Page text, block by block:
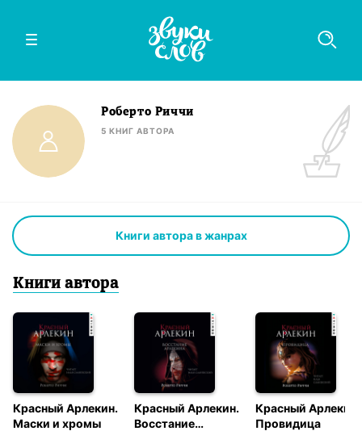
Роберто Риччи
5 КНИГ АВТОРА
Книги автора в жанрах
Книги автора
Красный Арлекин.
Маски и хромы
Красный Арлекин.
Восстание
Красный Арлекин.
Провидица